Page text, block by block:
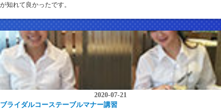
が知れて良かったです。
2020-07-21
ブライダルコーステーブルマナー講習